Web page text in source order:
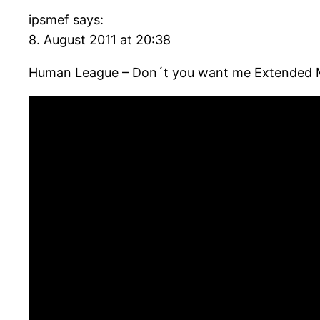
ipsmef says:
8. August 2011 at 20:38
Human League – Don´t you want me Extended